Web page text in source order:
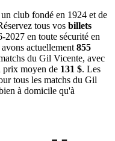
club fondé en 1924 et de
tous vos billets
2027 en toute sécurité en
actuellement 855
du Gil Vicente, avec
prix moyen de 131 $. Les
tous les matchs du Gil
à domicile qu'à